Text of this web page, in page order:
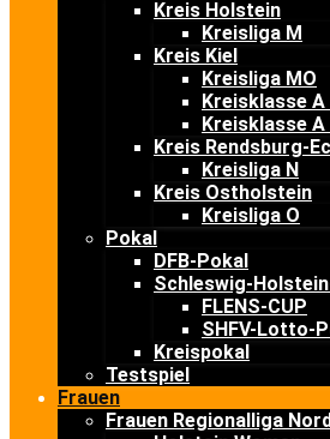
Kreis Holstein
Kreisliga M
Kreis Kiel
Kreisliga MO
Kreisklasse A
Kreisklasse A
Kreis Rendsburg-
Kreisliga N
Kreis Ostholstein
Kreisliga O
Pokal
DFB-Pokal
Schleswig-
FLENS-CUP
SHFV-Lotto-
Kreispokal
Testspiel
Frauen
Frauen Regionalliga